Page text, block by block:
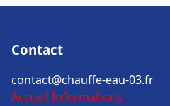
Contact
contact@chauffe-eau-03.fr
Accueil Informations